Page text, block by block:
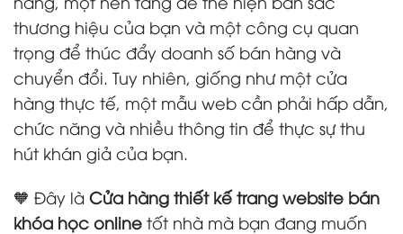
thương hiệu của bạn và một công cụ quan
trọng để thúc đẩy doanh số bán hàng và
chuyển đổi. Tuy nhiên, giống như một cửa
hàng thực tế, một mẫu web cần phải hấp dẫn,
chức năng và nhiều thông tin để thực sự thu
hút khán giả của bạn.
🧡 Đây là Cửa hàng thiết kế trang website bán
khóa học online tốt nhà mà bạn đang muốn